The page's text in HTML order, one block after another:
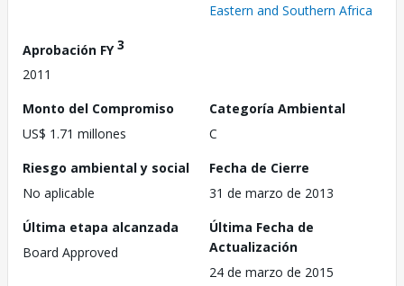
Eastern and Southern Africa
Aprobación FY3
2011
Monto del Compromiso
US$ 1.71 millones
Categoría Ambiental
C
Riesgo ambiental y social
No aplicable
Fecha de Cierre
31 de marzo de 2013
Última etapa alcanzada
Board Approved
Última Fecha de
Actualización
24 de marzo de 2015